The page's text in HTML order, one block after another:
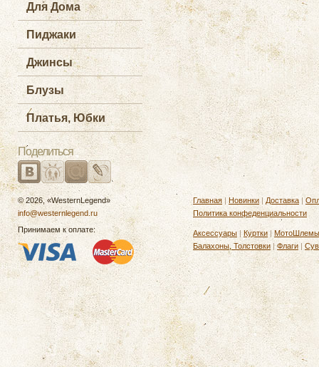
Для Дома
Пиджаки
Джинсы
Блузы
Платья, Юбки
Поделиться
© 2026, «WesternLegend»
info@westernlegend.ru
Принимаем к оплате:
Главная | Новинки | Доставка |
Политика конфеденциальности
Аксессуары | Куртки | МотоШлемы
Балахоны, Толстовки |Флаги |